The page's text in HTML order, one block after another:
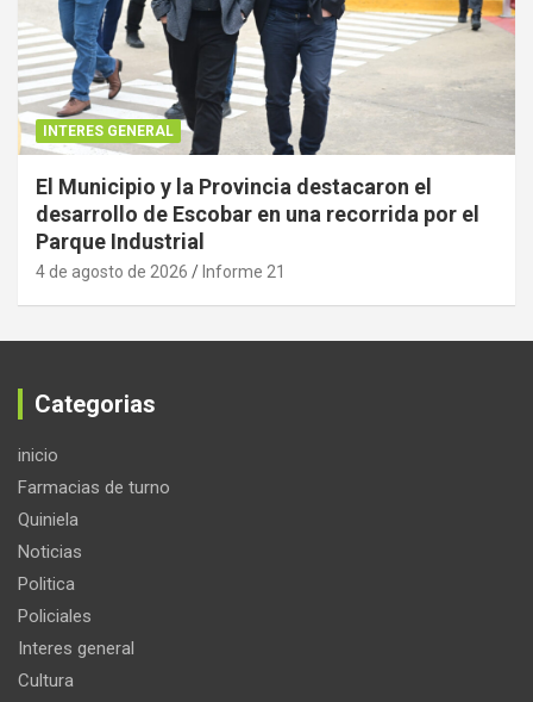
INTERES GENERAL
El Municipio y la Provincia destacaron el
desarrollo de Escobar en una recorrida por el
Parque Industrial
4 de agosto de 2026 Informe 21
Categorias
inicio
Farmacias de turno
Quiniela
Noticias
Politica
Policiales
Interes general
Cultura